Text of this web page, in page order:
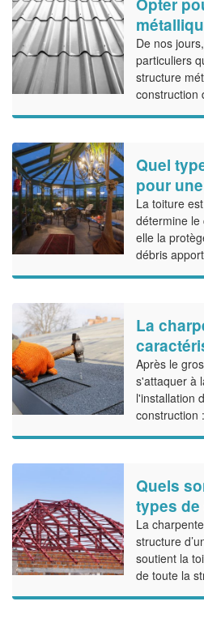
De nos
particuliers
structure
construction
Quel
pour
La toiture
détermine le
elle la
débris
La
Après le
s'attaquer à
l'installation
construction
Quels
types
La
structure
soutient la
de toute la